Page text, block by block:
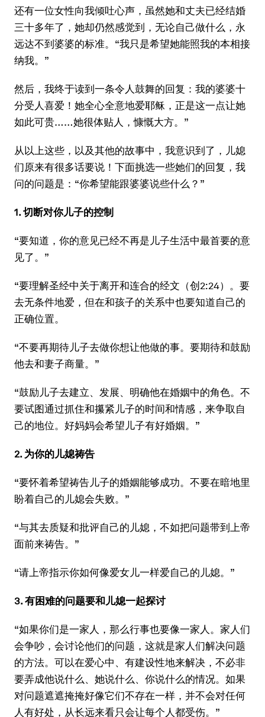
还有一位女性向我倾吐心声，虽然她和丈夫已经结婚
三十多年了，她却仍然感觉到，无论自己做什么，永
远达不到婆婆的标准。“我只是希望她能照我的本相接
纳我。”
然后，我终于读到一条令人鼓舞的回复：我的婆婆十
分受人喜爱！她全心全意地爱耶稣，正是这一点让她
如此可贵……她很体贴人，慷慨大方。”
从以上这些，以及其他的故事中，我意识到了，儿媳
们原来有很多话要说！下面挑选一些她们的回复，我
问的问题是：“你希望能跟婆婆说些什么？”
1. 切断对你儿子的控制
“要知道，你的意见已经不再是儿子生活中最首要的意
见了。”
“要理解圣经中关于离开和连合的经文（创2:24）。要
去无条件地爱，但在和孩子的关系中也要知道自己的
正确位置。
“不要再期待儿子去做你想让他做的事。要期待和鼓励
他去和妻子商量。”
“鼓励儿子去建立、发展、明确他在婚姻中的角色。不
要试图通过抓住和攥紧儿子的时间和情感，来争取自
己的地位。好妈妈会希望儿子有好婚姻。”
2. 为你的儿媳祷告
“要怀着希望祷告儿子的婚姻能够成功。不要在暗地里
盼着自己的儿媳会失败。”
“与其去质疑和批评自己的儿媳，不如把问题带到上帝
面前来祷告。”
“请上帝指示你如何像爱女儿一样爱自己的儿媳。”
3. 有困难的问题要和儿媳一起探讨
“如果你们是一家人，那么行事也要像一家人。家人们
会争吵，会讨论他们的问题，这就是家人们解决问题
的方法。可以在爱心中、有建设性地来解决，不必非
要弄成他说什么、她说什么、你说什么的情况。如果
对问题遮遮掩掩好像它们不存在一样，并不会对任何
人有好处，从长远来看只会让每个人都受伤。”